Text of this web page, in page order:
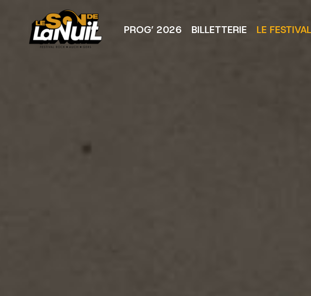
PROG’ 2026 BILLETTERIE LE FESTIVAL